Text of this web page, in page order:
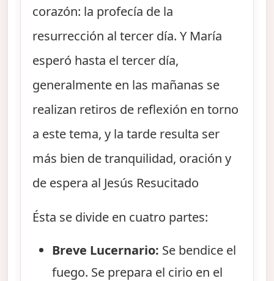
corazón: la profecía de la
resurrección al tercer día. Y María
esperó hasta el tercer día,
generalmente en las mañanas se
realizan retiros de reflexión en torno
a este tema, y la tarde resulta ser
más bien de tranquilidad, oración y
de espera al Jesús Resucitado
Ésta se divide en cuatro partes:
Breve Lucernario: Se bendice el
fuego. Se prepara el cirio en el